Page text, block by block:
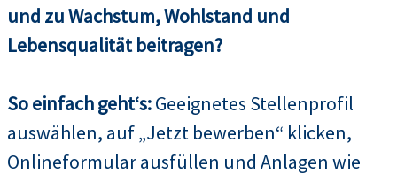
und zu Wachstum, Wohlstand und
Lebensqualität beitragen?
So einfach geht‘s:Geeignetes Stellenprofil
auswählen, auf „Jetzt bewerben“ klicken,
Onlineformular ausfüllen und Anlagen wie